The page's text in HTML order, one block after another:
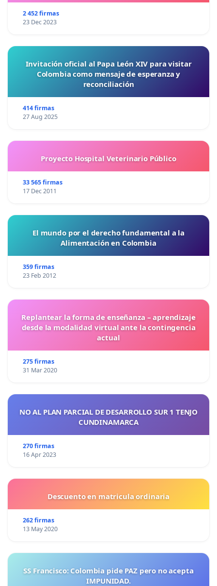
2 452 firmas
23 Dec 2023
Invitación oficial al Papa León XIV para visitar
Colombia como mensaje de esperanza y
reconciliación
414 firmas
27 Aug 2025
Proyecto Hospital Veterinario Público
33 565 firmas
17 Dec 2011
El mundo por el derecho fundamental a la
Alimentación en Colombia
359 firmas
23 Feb 2012
Replantear la forma de enseñanza – aprendizaje
desde la modalidad virtual ante la contingencia
actual
275 firmas
31 Mar 2020
NO AL PLAN PARCIAL DE DESARROLLO SUR 1 TENJO
CUNDINAMARCA
270 firmas
16 Apr 2023
Descuento en matricula ordinaria
262 firmas
13 May 2020
SS Francisco: Colombia pide PAZ pero no acepta
IMPUNIDAD.